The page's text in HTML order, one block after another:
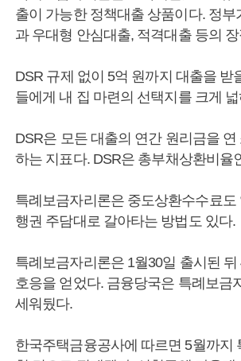
출이 가능한 정책대출 상품이다. 정
과 우대형 안심대출, 적격대출 등의
DSR 규제 없이 5억 원까지 대출을
들에게 내 집 마련의 선택지를 크게
DSR은 모든 대출의 연간 원리금을 연
하는 지표다. DSR은 총부채상환비율
특례보금자리론은 중도상환수수료
행권 주담대로 갈아타는 방법도 있다.
특례보금자리론은 1월30일 출시된 뒤
호응을 얻었다. 금융당국은 특례보금
세워뒀다.
한국주택금융공사에 따르면 5월까지